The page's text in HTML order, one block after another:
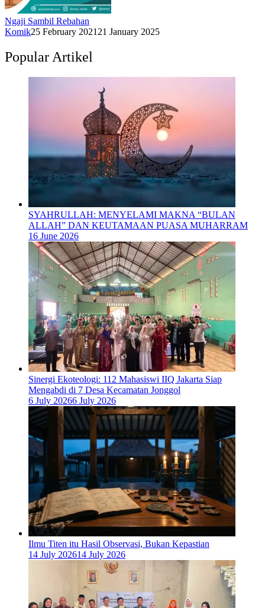
Ngaji Sambil Rebahan
Komik25 February 2021 21 January 2025
Popular Artikel
SYAHRULLAH: MENYELAMI MAKNA “BULAN
ALLAH” DAN KEUTAMAAN PUASA MUHARRAM
16 June 2026
‎Sinergi Ekoteologi: 112 Mahasiswi IIQ Jakarta Siap
Mengabdi di 7 Desa Kecamatan Jonggol
6 July 20266 July 2026
Ilmu Titen itu Hasil Observasi, Bukan Kepastian
14 July 202614 July 2026